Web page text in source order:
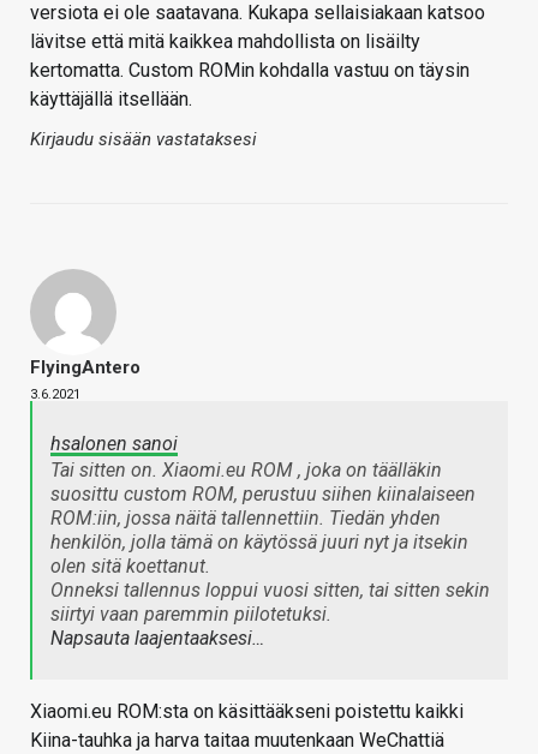
versiota ei ole saatavana. Kukapa sellaisiakaan katsoo
lävitse että mitä kaikkea mahdollista on lisäilty
kertomatta. Custom ROMin kohdalla vastuu on täysin
käyttäjällä itsellään.
Kirjaudu sisään vastataksesi
FlyingAntero
3.6.2021
hsalonen sanoi
Tai sitten on. Xiaomi.eu ROM , joka on täälläkin
suosittu custom ROM, perustuu siihen kiinalaiseen
ROM:iin, jossa näitä tallennettiin. Tiedän yhden
henkilön, jolla tämä on käytössä juuri nyt ja itsekin
olen sitä koettanut.
Onneksi tallennus loppui vuosi sitten, tai sitten sekin
siirtyi vaan paremmin piilotetuksi.
Napsauta laajentaaksesi…
Xiaomi.eu ROM:sta on käsittääkseni poistettu kaikki
Kiina-tauhka ja harva taitaa muutenkaan WeChattiä